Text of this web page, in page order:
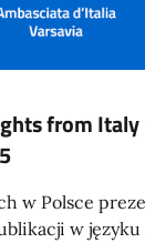
from
w Polsce
w języku